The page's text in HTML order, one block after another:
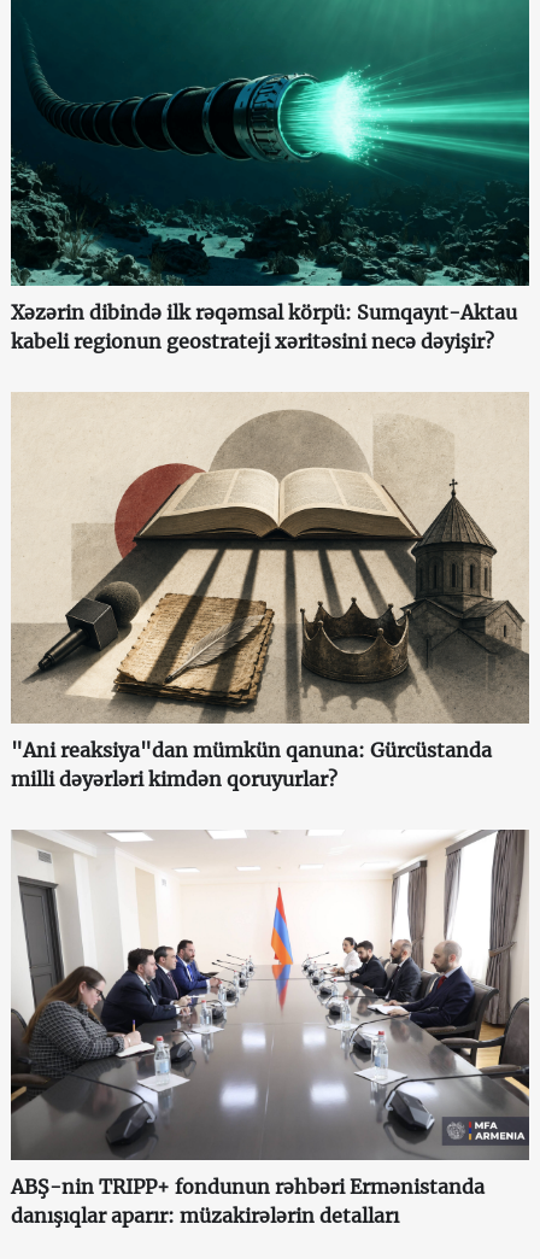
Xəzərin dibində ilk rəqəmsal körpü: Sumqayıt-Aktau
kabeli regionun geostrateji xəritəsini necə dəyişir?
"Ani reaksiya"dan mümkün qanuna: Gürcüstanda
milli dəyərləri kimdən qoruyurlar?
ABŞ-nin TRIPP+ fondunun rəhbəri Ermənistanda
danışıqlar aparır: müzakirələrin detalları